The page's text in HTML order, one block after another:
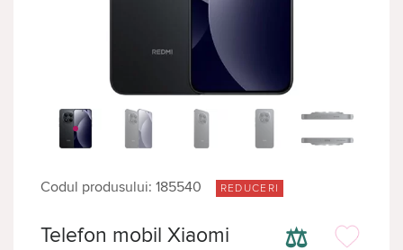
Codul produsului: 185540 REDUCERI
⚖
Telefon mobil Xiaomi